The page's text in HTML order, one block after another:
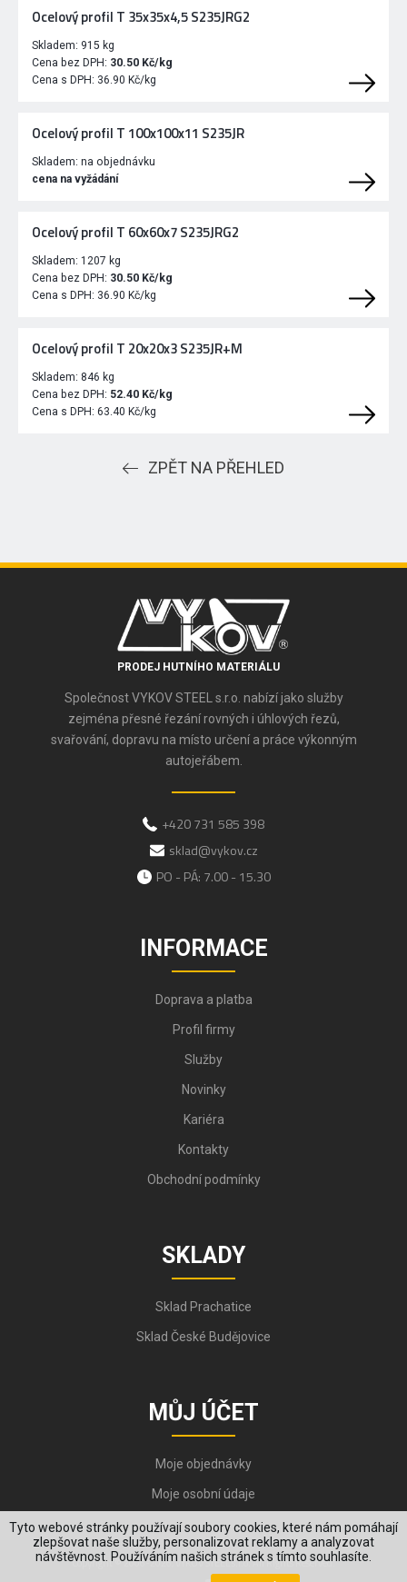
Tyto webové stránky používají soubory cookies, které nám pomáhají
zlepšovat naše služby, personalizovat reklamy a analyzovat
návštěvnost. Používáním našich stránek s tímto souhlasíte.
Ocelový profil T 35x35x4,5 S235JRG2
Skladem: 915 kg
Cena bez DPH: 30.50 Kč/kg
Cena s DPH: 36.90 Kč/kg
Ocelový profil T 100x100x11 S235JR
Skladem: na objednávku
cena na vyžádání
Ocelový profil T 60x60x7 S235JRG2
Skladem: 1207 kg
Cena bez DPH: 30.50 Kč/kg
Cena s DPH: 36.90 Kč/kg
Ocelový profil T 20x20x3 S235JR+M
Skladem: 846 kg
Cena bez DPH: 52.40 Kč/kg
Cena s DPH: 63.40 Kč/kg
ZPĚT NA PŘEHLED
PRODEJ HUTNÍHO MATERIÁLU
Společnost VYKOV STEEL s.r.o. nabízí jako služby
zejména přesné řezání rovných i úhlových řezů,
svařování, dopravu na místo určení a práce výkonným
autojeřábem.
+420 731 585 398
sklad@vykov.cz
PO - PÁ: 7.00 - 15.30
INFORMACE
Doprava a platba
Profil firmy
Služby
Novinky
Kariéra
Kontakty
Obchodní podmínky
SKLADY
Sklad Prachatice
Sklad České Budějovice
MŮJ ÚČET
Moje objednávky
Moje osobní údaje
Copyright © 2006-2026, VYKOV STEEL s.r.o. All Rights Reserved.